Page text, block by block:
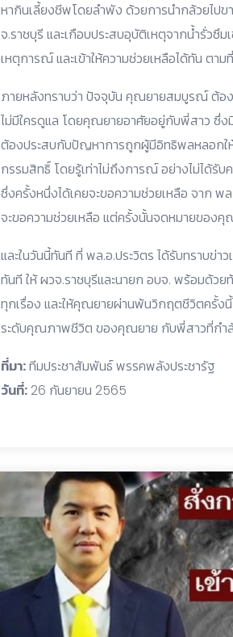
หากินเลี้ยงชีพโดยลำพัง ด้วยการนำกล้วยไป
จ.ราชบุรี และเกือบประสบอุบัติเหตุจากน้ำรั่วซึม
เหตุการณ์ และเข้าให้ความช่วยเหลือได้ทัน ตาม
ภายหลังทราบว่า ปัจจุบัน คุณยายสมบูรณ์ ต้อง
ไม่มีใครดูแล โดยคุณยายอาศัยอยู่กับพี่สาว ซึ่
ต้องประสบกับปัญหาการถูกผู้มีอิทธิพลหลอกใ
กรรมสิทธิ์ โดยรู้เท่าไม่ถึงการณ์ อย่างไม่ได้
ซึ่งครั้งหนึ่งได้เคยจะขอความช่วยเหลือ จาก
จะขอความช่วยเหลือ แต่ครั้งนั้นจดหมายของคุ
และในวันนี้ทันที ที่ พล.อ.ประวิตร ได้รับทราบ
ทันที ให้ ผวจ.ราชบุรีและนายก อบจ. พร้อมด้ว
ทุกเรื่อง และให้คุณยายผ่านพ้นวิกฤตชีวิตครั้งนี้
ระดับคุณภาพชีวิต ของคุณยาย กับพี่สาวที่กำ
ที่มา:ทีมประชาสัมพันธ์ พรรคพลังประชารัฐ
วันที่: 26 กันยายน 2565